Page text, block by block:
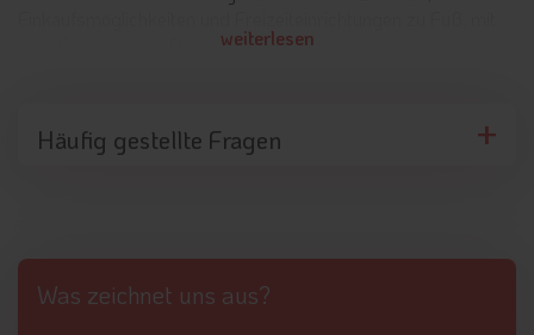
Im Hof Alpenjuwel, welcher bereits im 12. Jahrhundert errichtet
Alpenjuwel beherbergt eine weitere Ferienwohnung, welche
Platz für bis zu fünf Personen bietet und über eine moderne
weiterlesen
Häufig gestellte Fragen
Was zeichnet uns aus?